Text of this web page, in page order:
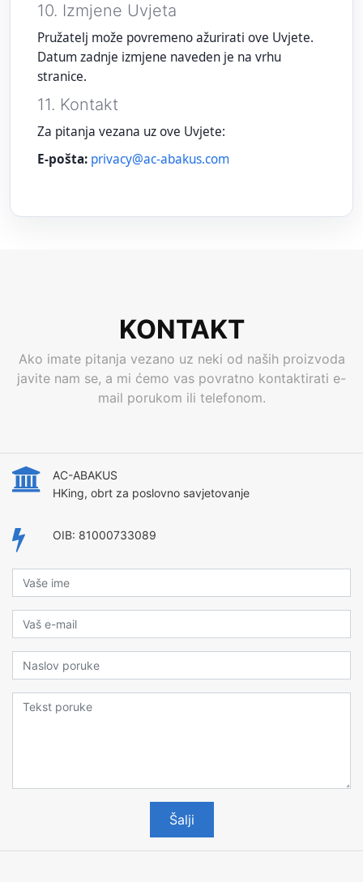
10. Izmjene Uvjeta
Pružatelj može povremeno ažurirati ove Uvjete.
Datum zadnje izmjene naveden je na vrhu
stranice.
11. Kontakt
Za pitanja vezana uz ove Uvjete:
E‑pošta: privacy@ac-abakus.com
KONTAKT
Ako imate pitanja vezano uz neki od naših proizvoda
javite nam se, a mi ćemo vas povratno kontaktirati e-
mail porukom ili telefonom.
AC-ABAKUS
HKing, obrt za poslovno savjetovanje
OIB: 81000733089
Šalji